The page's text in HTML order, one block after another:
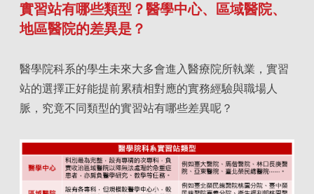
實習站有哪些類型？醫學中心、區域醫院、
地區醫院的差異是？
醫學院科系的學生未來大多會進入醫療院所執業，實習
站的選擇正好能提前累積相對應的實務經驗與職場人
脈，究竟不同類型的實習站有哪些差異呢？